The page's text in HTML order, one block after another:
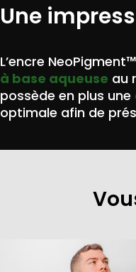
Une
L’encre
à base aqueuse au
possède en plus une
optimale afin de